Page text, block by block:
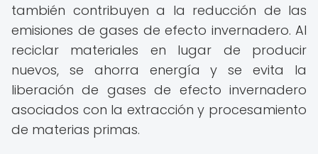
también contribuyen a la reducción de las
emisiones de gases de efecto invernadero. Al
reciclar materiales en lugar de producir
nuevos, se ahorra energía y se evita la
liberación de gases de efecto invernadero
asociados con la extracción y procesamiento
de materias primas.